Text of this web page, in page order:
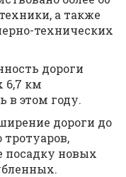
а также
технических
дороги
6,7 км
в этом году.
дороги до
тротуаров,
посадку новых